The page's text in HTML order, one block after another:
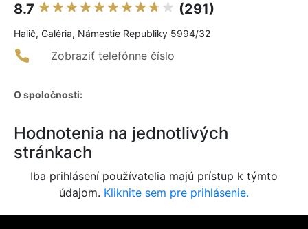
8.7 (291)
Halič, Galéria, Námestie Republiky 5994/32
Zobraziť telefónne číslo
O spoločnosti:
Hodnotenia na jednotlivých
stránkach
Iba prihlásení používatelia majú prístup k týmto
údajom. Kliknite sem pre prihlásenie.